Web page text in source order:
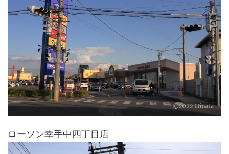
ローソン幸手中四丁目店